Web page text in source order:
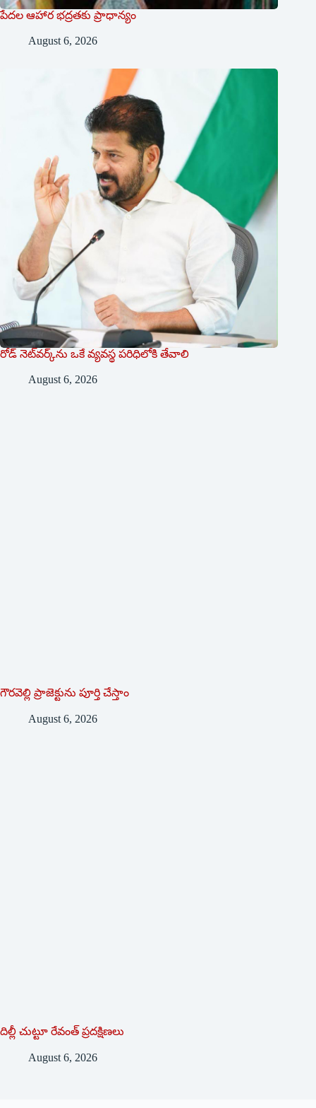
పేదల ఆహార భద్రతకు ప్రాధాన్యం
August 6, 2026
రోడ్ నెట్‌వర్క్‌ను ఒకే వ్య‌వ‌స్థ ప‌రిధిలోకి తేవాలి
August 6, 2026
గౌరవెల్లి ప్రాజెక్టును పూర్తి చేస్తాం
August 6, 2026
దిల్లీ చుట్టూ రేవంత్ ప్ర‌ద‌క్షిణ‌లు
August 6, 2026